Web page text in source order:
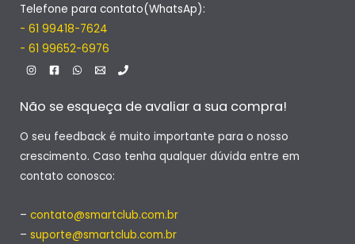
Telefone para contato(WhatsAp):
- 61 99418-7624
- 61 99652-6976
Não se esqueça de avaliar a sua compra!
O seu feedback é muito importante para o nosso
crescimento. Caso tenha qualquer dúvida entre em
contato conosco:
– contato@smartclub.com.br
– suporte@smartclub.com.br